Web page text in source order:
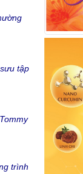
tập
trình